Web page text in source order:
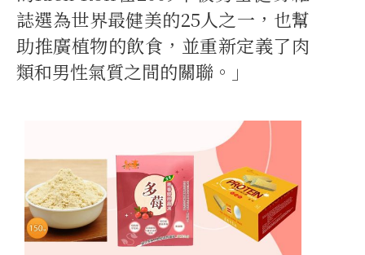
誌選為世界最健美的25人之一，也幫
助推廣植物的飲食，並重新定義了肉
類和男性氣質之間的關聯。」